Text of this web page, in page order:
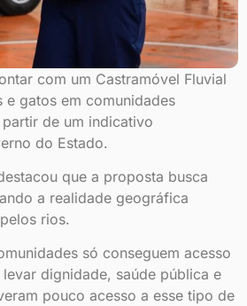
com um Castramóvel Fluvial
e gatos em comunidades
de um indicativo
do Estado.
que a proposta busca
a realidade geográfica
rios.
só conseguem acesso
dignidade, saúde pública e
pouco acesso a esse tipo de